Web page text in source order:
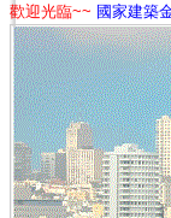
歡迎光臨~~ 國家建築
1
2
3
4